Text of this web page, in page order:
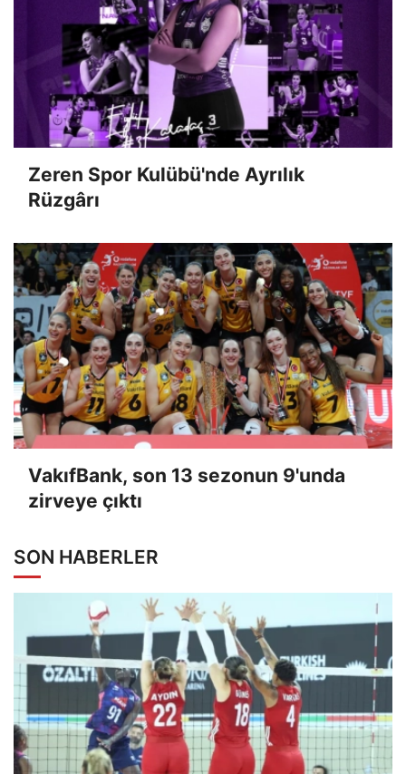
Zeren Spor Kulübü'nde Ayrılık
Rüzgârı
VakıfBank, son 13 sezonun 9'unda
zirveye çıktı
SON HABERLER